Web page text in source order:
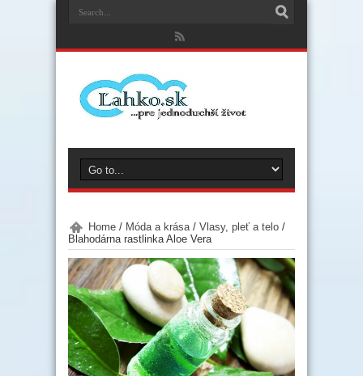
Home / Móda a krása / Vlasy, pleť a telo /
Blahodárna rastlinka Aloe Vera